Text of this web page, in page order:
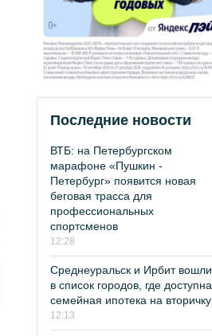
Последние новости
ВТБ: на Петербургском
марафоне «Пушкин -
Петербург» появится новая
беговая трасса для
профессиональных
спортсменов
12:28
Среднеуральск и Ирбит вошли
в список городов, где доступна
семейная ипотека на вторичку
12:13